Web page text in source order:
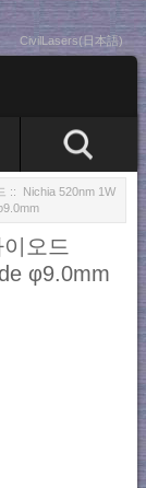
CivilLasers(日本語)
:: Nichia 520nm 1W
오드
φ9.0mm